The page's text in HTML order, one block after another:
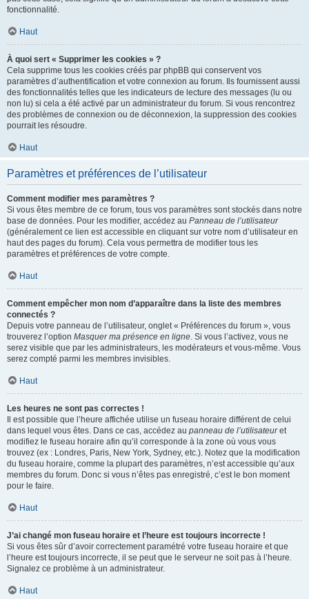
fonctionnalité.
Haut
À quoi sert « Supprimer les cookies » ?
Cela supprime tous les cookies créés par phpBB qui conservent vos
paramètres d’authentification et votre connexion au forum. Ils fournissent aussi
des fonctionnalités telles que les indicateurs de lecture des messages (lu ou
non lu) si cela a été activé par un administrateur du forum. Si vous rencontrez
des problèmes de connexion ou de déconnexion, la suppression des cookies
pourrait les résoudre.
Haut
Paramètres et préférences de l’utilisateur
Comment modifier mes paramètres ?
Si vous êtes membre de ce forum, tous vos paramètres sont stockés dans notre
base de données. Pour les modifier, accédez au Panneau de l’utilisateur
(généralement ce lien est accessible en cliquant sur votre nom d’utilisateur en
haut des pages du forum). Cela vous permettra de modifier tous les
paramètres et préférences de votre compte.
Haut
Comment empêcher mon nom d’apparaître dans la liste des membres
connectés ?
Depuis votre panneau de l’utilisateur, onglet « Préférences du forum », vous
trouverez l’option Masquer ma présence en ligne. Si vous l’activez, vous ne
serez visible que par les administrateurs, les modérateurs et vous-même. Vous
serez compté parmi les membres invisibles.
Haut
Les heures ne sont pas correctes !
Il est possible que l’heure affichée utilise un fuseau horaire différent de celui
dans lequel vous êtes. Dans ce cas, accédez au panneau de l’utilisateuret
modifiez le fuseau horaire afin qu’il corresponde à la zone où vous vous
trouvez (ex : Londres, Paris, New York, Sydney, etc.). Notez que la modification
du fuseau horaire, comme la plupart des paramètres, n’est accessible qu’aux
membres du forum. Donc si vous n’êtes pas enregistré, c’est le bon moment
pour le faire.
Haut
J’ai changé mon fuseau horaire et l’heure est toujours incorrecte !
Si vous êtes sûr d’avoir correctement paramétré votre fuseau horaire et que
l’heure est toujours incorrecte, il se peut que le serveur ne soit pas à l’heure.
Signalez ce problème à un administrateur.
Haut